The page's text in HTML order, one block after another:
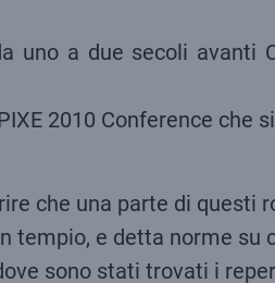
uno a due secoli avanti
2010 Conference che
che una parte di questi
tempio, e detta norme su
sono stati trovati i